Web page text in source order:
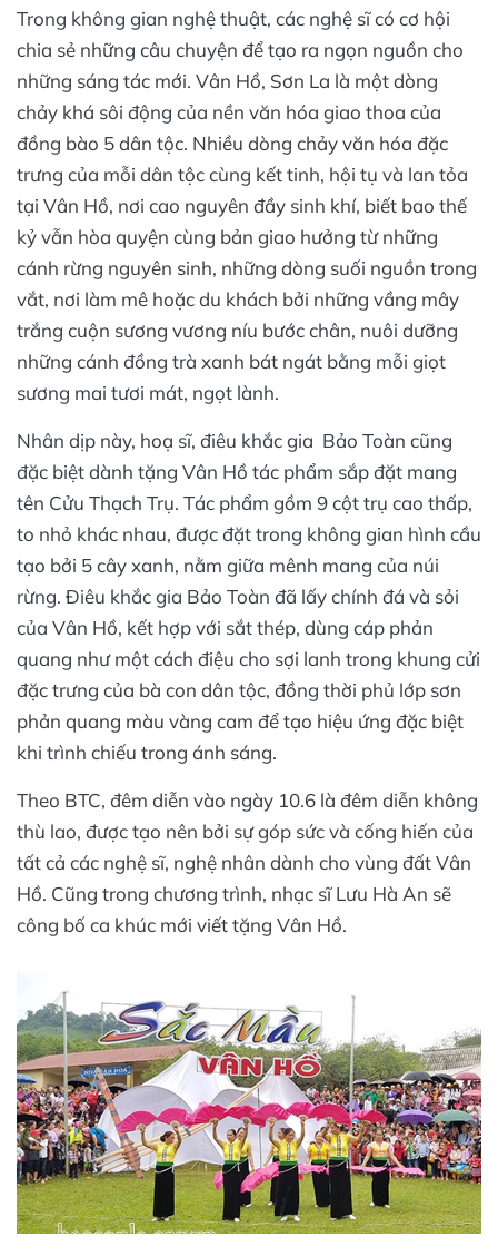
Trong không gian nghệ thuật, các nghệ sĩ có cơ hội
chia sẻ những câu chuyện để tạo ra ngọn nguồn cho
những sáng tác mới. Vân Hồ, Sơn La là một dòng
chảy khá sôi động của nền văn hóa giao thoa của
đồng bào 5 dân tộc. Nhiều dòng chảy văn hóa đặc
trưng của mỗi dân tộc cùng kết tinh, hội tụ và lan tỏa
tại Vân Hồ, nơi cao nguyên đầy sinh khí, biết bao thế
kỷ vẫn hòa quyện cùng bản giao hưởng từ những
cánh rừng nguyên sinh, những dòng suối nguồn trong
vắt, nơi làm mê hoặc du khách bởi những vầng mây
trắng cuộn sương vương níu bước chân, nuôi dưỡng
những cánh đồng trà xanh bát ngát bằng mỗi giọt
sương mai tươi mát, ngọt lành.
Nhân dịp này, hoạ sĩ, điêu khắc gia Bảo Toàn cũng
đặc biệt dành tặng Vân Hồ tác phẩm sắp đặt mang
tên Cửu Thạch Trụ. Tác phẩm gồm 9 cột trụ cao thấp,
to nhỏ khác nhau, được đặt trong không gian hình cầu
tạo bởi 5 cây xanh, nằm giữa mênh mang của núi
rừng. Điêu khắc gia Bảo Toàn đã lấy chính đá và sỏi
của Vân Hồ, kết hợp với sắt thép, dùng cáp phản
quang như một cách điệu cho sợi lanh trong khung cửi
đặc trưng của bà con dân tộc, đồng thời phủ lớp sơn
phản quang màu vàng cam để tạo hiệu ứng đặc biệt
khi trình chiếu trong ánh sáng.
Theo BTC, đêm diễn vào ngày 10.6 là đêm diễn không
thù lao, được tạo nên bởi sự góp sức và cống hiến của
tất cả các nghệ sĩ, nghệ nhân dành cho vùng đất Vân
Hồ. Cũng trong chương trình, nhạc sĩ Lưu Hà An sẽ
công bố ca khúc mới viết tặng Vân Hồ.